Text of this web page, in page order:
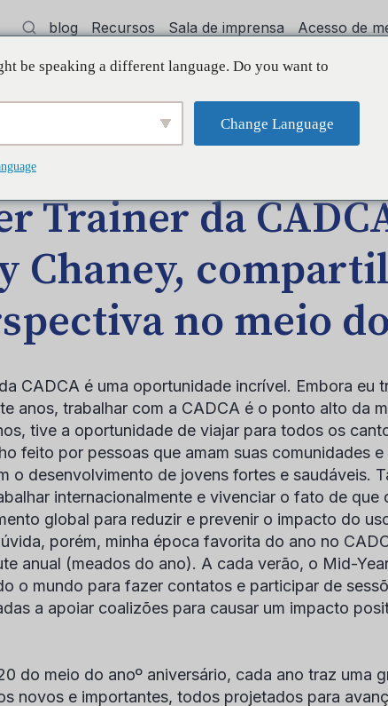
blog Recursos Sala de imprensa Acesso de
Treinamento Apoiar
Trainer da
Chaney,
no meio
CADCA é uma oportunidade incrível. Embora eu
anos, trabalhar com a CADCA é o ponto alto da
tive a oportunidade de viajar para todos os
feito por pessoas que amam suas comunidades e
o desenvolvimento de jovens fortes e saudáveis.
internacionalmente e vivenciar o fato de que
global para reduzir e prevenir o impacto do
porém, minha época favorita do ano no
anual (meados do ano). A cada verão, o Mid-
o mundo para fazer contatos e participar de
a apoiar coalizões para causar um impacto
do meio do anoº aniversário, cada ano traz uma
novos e importantes, todos projetados para
be speaking a different language. Do you want to
Change Language